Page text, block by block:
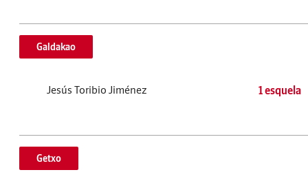
Galdakao
Jesús Toribio Jiménez 1 esquela
Getxo